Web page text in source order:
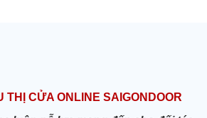
THỊ CỬA ONLINE SAIGONDOOR